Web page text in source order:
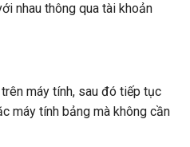
nhau thông qua tài khoản
máy tính, sau đó tiếp tục
máy tính bảng mà không cần